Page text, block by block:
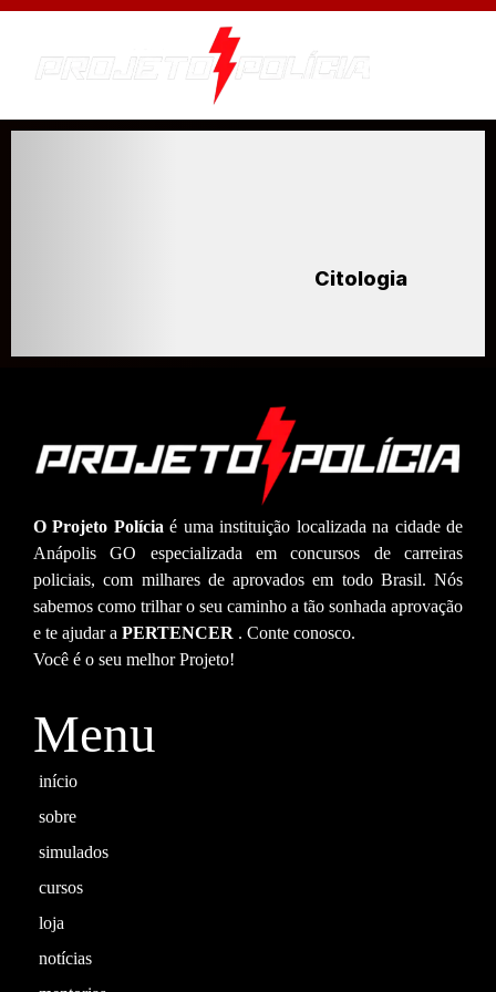
Citologia
O Projeto Políciaé uma instituição localizada na cidade de
Anápolis GO especializada em concursos de carreiras
policiais, com milhares de aprovados em todo Brasil. Nós
sabemos como trilhar o seu caminho a tão sonhada aprovação
e te ajudar aPERTENCER. Conte conosco.
Você é o seu melhor Projeto!
Menu
início
sobre
simulados
cursos
loja
notícias